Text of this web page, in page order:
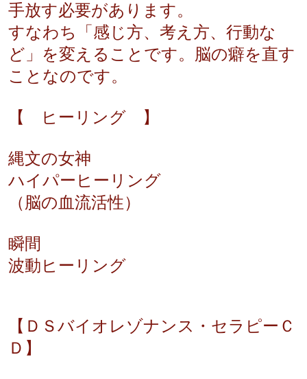
手放す必要があります。
すなわち「感じ方、考え方、行動な
ど」を変えることです。脳の癖を直す
ことなのです。
【 ヒーリング 】
縄文の女神
ハイパーヒーリング
（脳の血流活性）
瞬間
波動ヒーリング
【ＤＳバイオレゾナンス・セラピーＣ
Ｄ】